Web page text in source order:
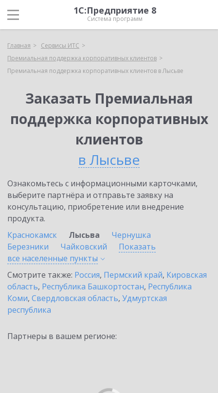
1С:Предприятие 8
Система программ
Главная
Сервисы ИТС
Премиальная поддержка корпоративных клиентов
Премиальная поддержка корпоративных клиентов в Лысьве
Заказать Премиальная
поддержка корпоративных
клиентов
в Лысьве
Ознакомьтесь с информационными карточками,
выберите партнёра и отправьте заявку на
консультацию, приобретение или внедрение
продукта.
Краснокамск
Лысьва
Чернушка
Березники
Чайковский
Показать
все населенные пункты
Смотрите также: Россия, Пермский край, Кировская
область, Республика Башкортостан, Республика
Коми, Свердловская область, Удмуртская
республика
Партнеры в вашем регионе: